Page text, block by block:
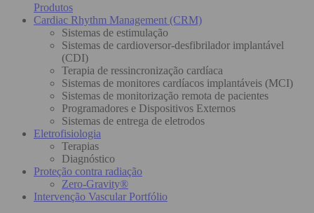
Produtos
Cardiac Rhythm Management (CRM)
Sistemas de estimulação
Sistemas de cardioversor-desfibrilador implantável
(CDI)
Terapia de ressincronização cardíaca
Sistemas de monitores cardíacos implantáveis (MCI)
Sistemas de monitorização remota de pacientes
Programadores e Dispositivos Externos
Sistemas de entrega de eletrodos
Eletrofisiologia
Terapias
Diagnóstico
Proteção contra radiação
Zero-Gravity®
Intervenção Vascular Portfólio